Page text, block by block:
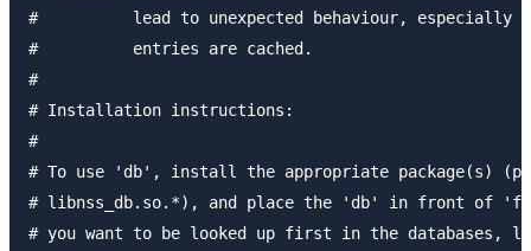
# 	   lead to unexpected behaviour, especially with how long
# 	   entries are cached.
#
# Installation instructions:
#
# To use 'db', install the appropriate package(s)
# libnss_db.so.*), and place the 'db' in front of
# you want to be looked up first in the databases,